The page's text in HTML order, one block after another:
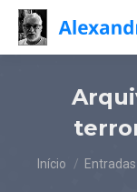
Você está aqui:
Início